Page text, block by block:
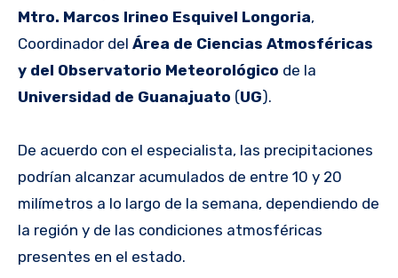
Mtro. Marcos Irineo Esquivel Longoria,
Coordinador del Área de Ciencias Atmosféricas
y del Observatorio Meteorológico de la
Universidad de Guanajuato (UG).
De acuerdo con el especialista, las precipitaciones
podrían alcanzar acumulados de entre 10 y 20
milímetros a lo largo de la semana, dependiendo de
la región y de las condiciones atmosféricas
presentes en el estado.